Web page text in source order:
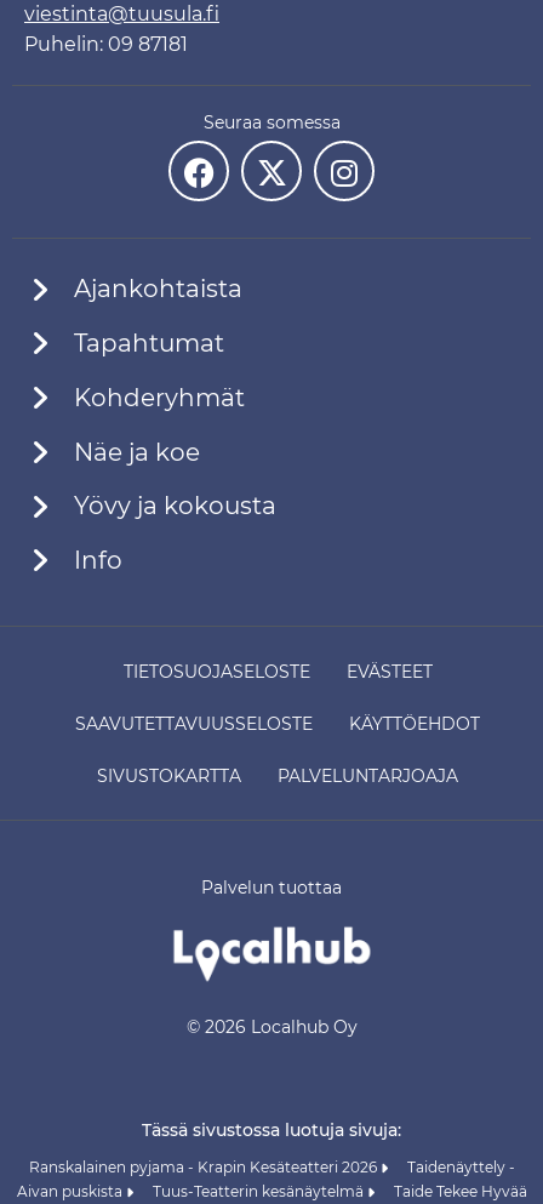
viestinta@tuusula.fi
Puhelin: 09 87181
Seuraa somessa
Ajankohtaista
Tapahtumat
Kohderyhmät
Näe ja koe
Yövy ja kokousta
Info
TIETOSUOJASELOSTE EVÄSTEET
SAAVUTETTAVUUSSELOSTE KÄYTTÖEHDOT
SIVUSTOKARTTA PALVELUNTARJOAJA
Palvelun tuottaa
© 2026 Localhub Oy
Tässä sivustossa luotuja sivuja:
Ranskalainen pyjama - Krapin Kesäteatteri 2026
Taidenäyttely -
Aivan puskista
Tuus-Teatterin kesänäytelmä
Taide Tekee Hyvää